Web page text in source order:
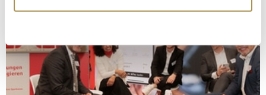
erfassen, welche bis auf einige Meter genau sein
bestimmten Merkmalen (Fingerprinting) identifizieren
Erfahren Sie mehr darüber, wie Ihre persönlichen Daten
verarbeitet werden, und legen Sie Ihre Präferenzen im